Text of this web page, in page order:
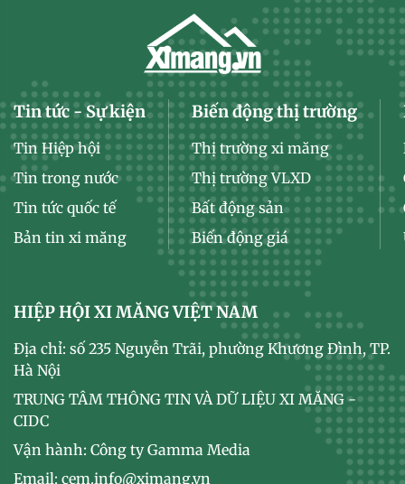
Tin tức - Sự kiện
Tin Hiệp hội
Tin trong nước
Tin tức quốc tế
Bản tin xi măng
Biến động thị trường
Thị trường xi măng
Thị trường VLXD
Bất động sản
Biến động giá
HIỆP HỘI XI MĂNG VIỆT NAM
Địa chỉ: số 235 Nguyễn Trãi, phường Khương Đình, TP.
Hà Nội
TRUNG TÂM THÔNG TIN VÀ DỮ LIỆU XI MĂNG -
CIDC
Vận hành: Công ty Gamma Media
Email: cem.info@ximang.vn